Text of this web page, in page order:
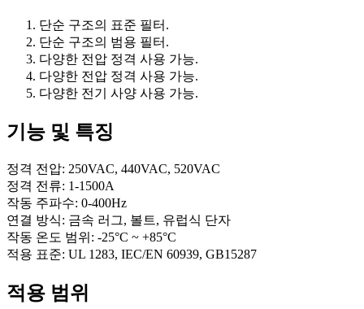
단순 구조의 표준 필터.
단순 구조의 범용 필터.
다양한 전압 정격 사용 가능.
다양한 전압 정격 사용 가능.
다양한 전기 사양 사용 가능.
기능 및 특징
정격 전압: 250VAC, 440VAC, 520VAC
정격 전류: 1-1500A
작동 주파수: 0-400Hz
연결 방식: 금속 러그, 볼트, 유럽식 단자
작동 온도 범위: -25°C ~ +85°C
적용 표준: UL 1283, IEC/EN 60939, GB15287
적용 범위